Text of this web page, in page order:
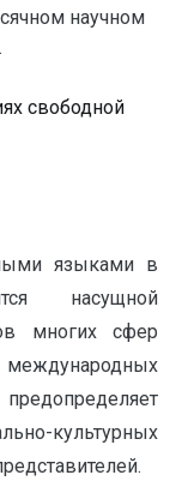
научном
свободной
языками в
насущной
многих сфер
международных
культурных